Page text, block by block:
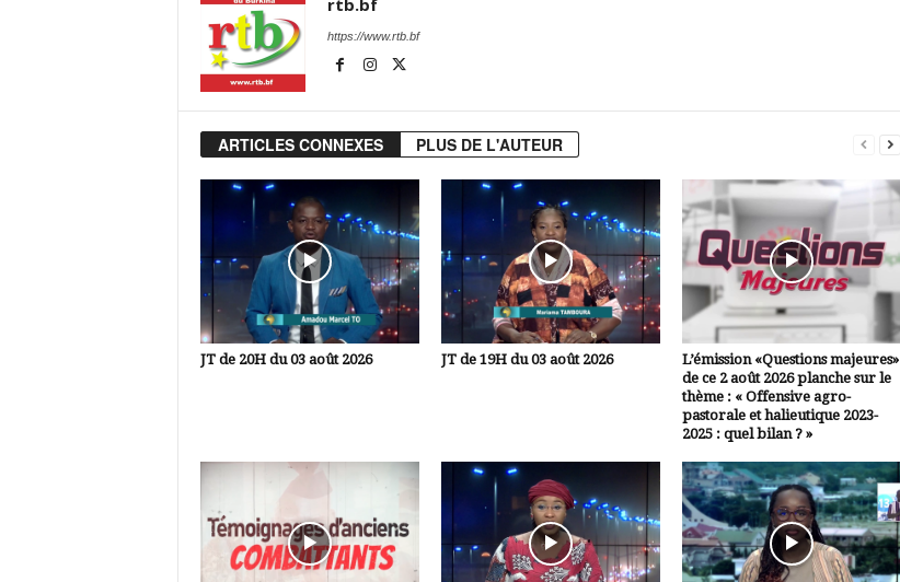
rtb.bf
https://www.rtb.bf
ARTICLES CONNEXES PLUS DE L'AUTEUR
JT de 20H du 03 août 2026 JT de 19H du 03 août 2026
L’émission «Questions majeures»
de ce 2 août 2026 planche sur le
thème : « Offensive agro-
pastorale et halieutique 2023-
2025 : quel bilan ? »